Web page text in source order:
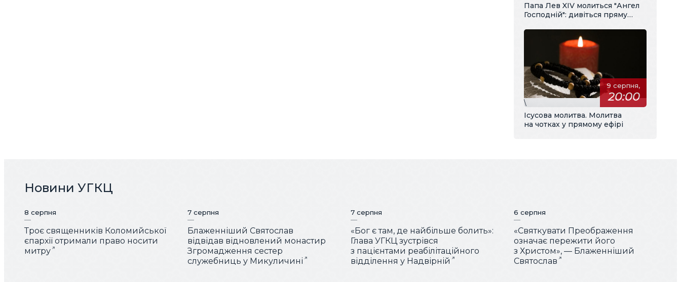
Папа Лев XIV молиться "Ангел
Господній": дивіться пряму
перекладом
9 серпня,
20:00
\
Ісусова молитва. Молитва
на чотках у прямому ефірі
Новини УГКЦ
8 серпня
Троє священників Коломийської
єпархії отримали право носити
митру
7 серпня
Блаженніший Святослав
відвідав відновлений монастир
Згромадження сестер
служебниць у Микуличині
7 серпня
«Бог є там, де найбільше болить»:
Глава УГКЦ зустрівся
з пацієнтами реабілітаційного
відділення у Надвірній
6 серпня
«Святкувати Преображення
означає пережити його
з Христом», — Блаженніший
Святослав